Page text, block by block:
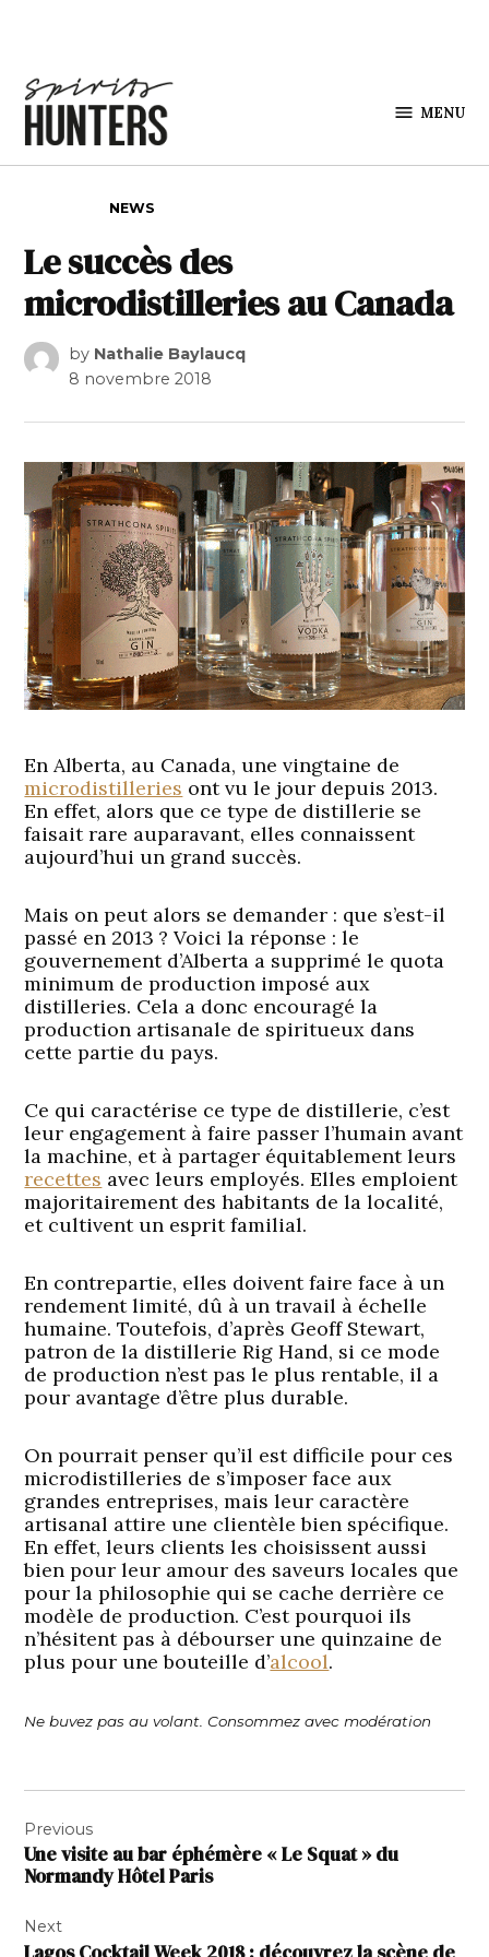
MENU
NEWS
Le succès des
microdistilleries au Canada
by Nathalie Baylaucq
8 novembre 2018
En Alberta, au Canada, une vingtaine de
microdistilleries ont vu le jour depuis 2013.
En effet, alors que ce type de distillerie se
faisait rare auparavant, elles connaissent
aujourd’hui un grand succès.
Mais on peut alors se demander : que s’est-il
passé en 2013 ? Voici la réponse : le
gouvernement d’Alberta a supprimé le quota
minimum de production imposé aux
distilleries. Cela a donc encouragé la
production artisanale de spiritueux dans
cette partie du pays.
Ce qui caractérise ce type de distillerie, c’est
leur engagement à faire passer l’humain avant
la machine, et à partager équitablement leurs
recettes avec leurs employés. Elles emploient
majoritairement des habitants de la localité,
et cultivent un esprit familial.
En contrepartie, elles doivent faire face à un
rendement limité, dû à un travail à échelle
humaine. Toutefois, d’après Geoff Stewart,
patron de la distillerie Rig Hand, si ce mode
de production n’est pas le plus rentable, il a
pour avantage d’être plus durable.
On pourrait penser qu’il est difficile pour ces
microdistilleries de s’imposer face aux
grandes entreprises, mais leur caractère
artisanal attire une clientèle bien spécifique.
En effet, leurs clients les choisissent aussi
bien pour leur amour des saveurs locales que
pour la philosophie qui se cache derrière ce
modèle de production. C’est pourquoi ils
n’hésitent pas à débourser une quinzaine de
plus pour une bouteille d’alcool.
Ne buvez pas au volant. Consommez avec modération
de
l’article
Previous
Une visite au bar éphémère « Le Squat » du
Normandy Hôtel Paris
Next